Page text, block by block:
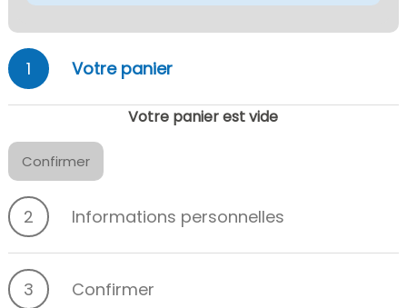
1 Votre panier
Votre panier est vide
Confirmer
2 Informations personnelles
3 Confirmer